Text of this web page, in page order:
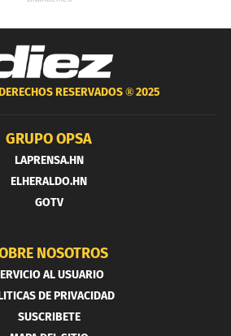
RESERVADOS ®2025
GRUPO OPSA
LAPRENSA.HN
ELHERALDO.HN
GOTV
NOSOTROS
AL USUARIO
DE PRIVACIDAD
SUSCRIBETE